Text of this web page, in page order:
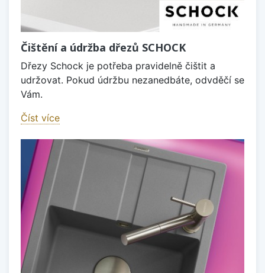
Čištění a údržba dřezů SCHOCK
Dřezy Schock je potřeba pravidelně čištit a
udržovat. Pokud údržbu nezanedbáte, odvděčí se
Vám.
Číst více